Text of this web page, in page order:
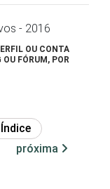
- 2016
OU CONTA
OU FÓRUM, POR
Índice
próxima